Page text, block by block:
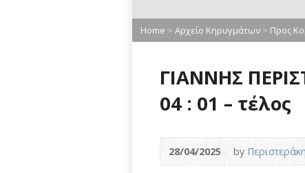
Home > Αρχείο Κηρυγμάτων > Προς
ΓΙΑΝΝΗΣ
04 : 01 – τέλος
28/04/2025 by